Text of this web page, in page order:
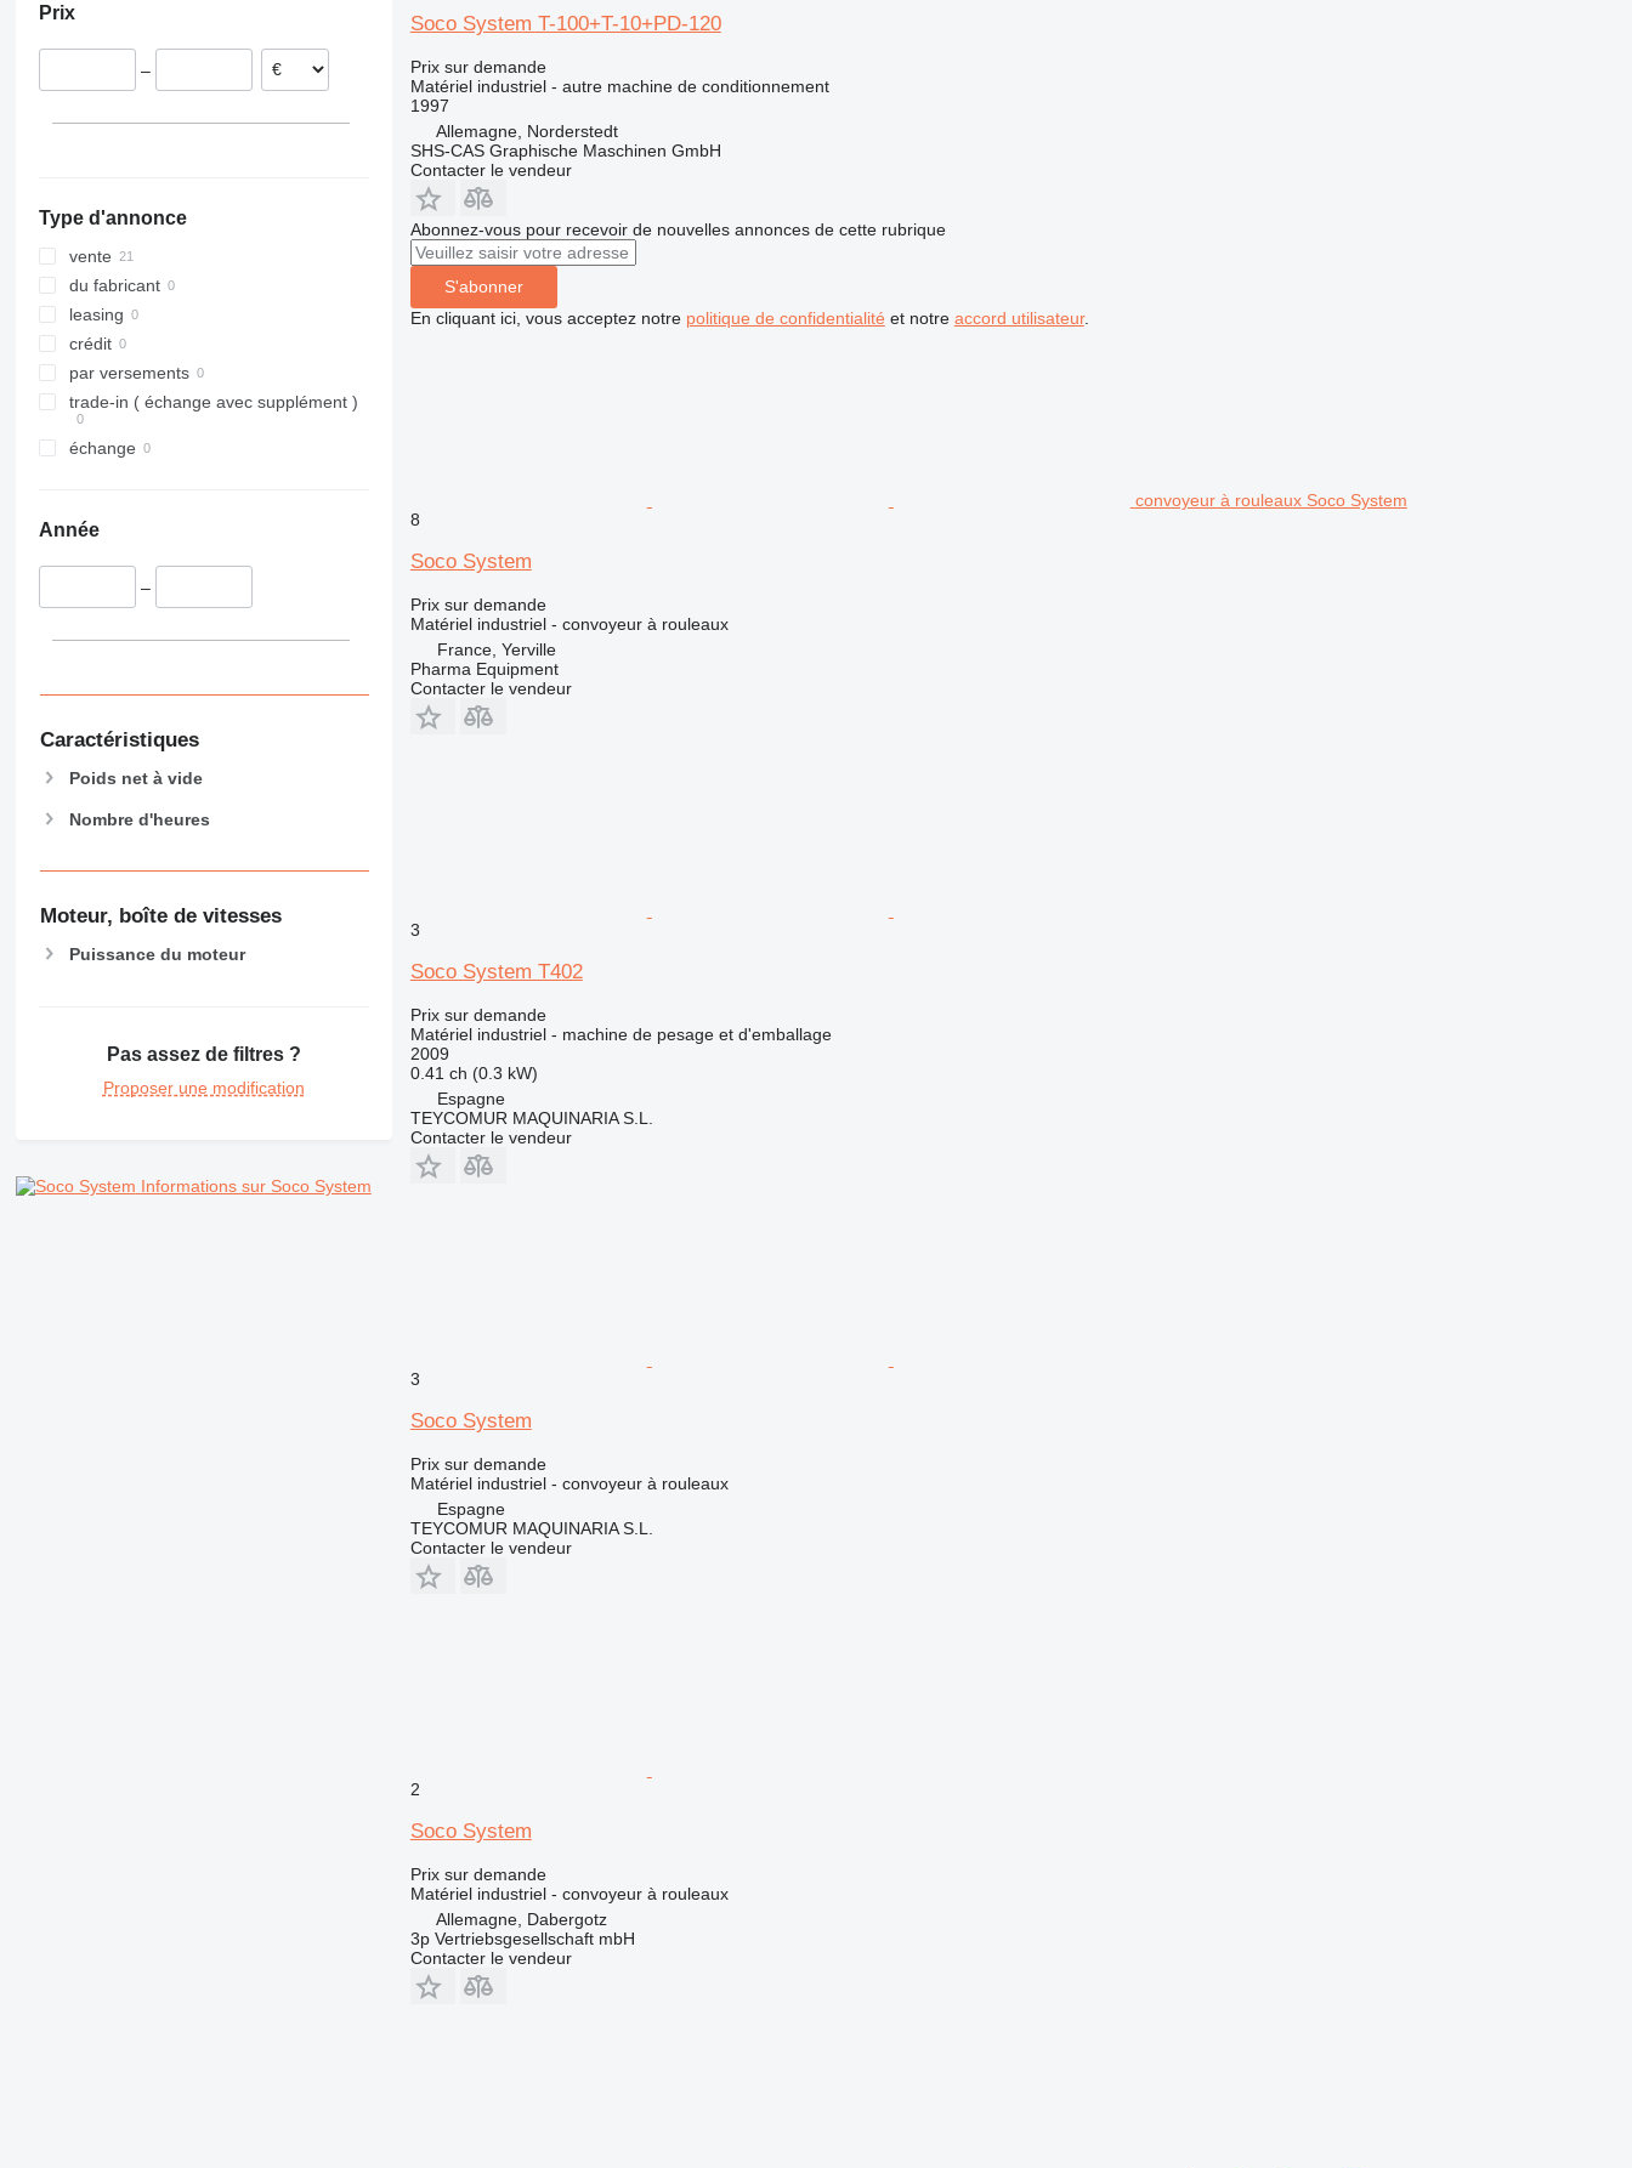
Espagne
Portugal
Prix
–
Type d'annonce
vente
du fabricant
leasing
crédit
par versements
trade-in ( échange avec supplément )
échange
Année
–
Caractéristiques
Poids net à vide
Nombre d'heures
Moteur, boîte de vitesses
Puissance du moteur
Pas assez de filtres ?
Proposer une modification
Informations sur Soco System
Soco System T-100+T-10+PD-120
Prix sur demande
Matériel industriel - autre machine de conditionnement
1997
Allemagne, Norderstedt
SHS-CAS Graphische Maschinen GmbH
Contacter le vendeur
Abonnez-vous pour recevoir de nouvelles annonces de cette rubrique
S'abonner
En cliquant ici, vous acceptez notre politique de confidentialité et notre accord utilisateur.
convoyeur à rouleaux Soco System
8
Soco System
Prix sur demande
Matériel industriel - convoyeur à rouleaux
France, Yerville
Pharma Equipment
Contacter le vendeur
3
Soco System T402
Prix sur demande
Matériel industriel - machine de pesage et d'emballage
2009
0.41 ch (0.3 kW)
Espagne
TEYCOMUR MAQUINARIA S.L.
Contacter le vendeur
3
Soco System
Prix sur demande
Matériel industriel - convoyeur à rouleaux
Espagne
TEYCOMUR MAQUINARIA S.L.
Contacter le vendeur
2
Soco System
Prix sur demande
Matériel industriel - convoyeur à rouleaux
Allemagne, Dabergotz
3p Vertriebsgesellschaft mbH
Contacter le vendeur